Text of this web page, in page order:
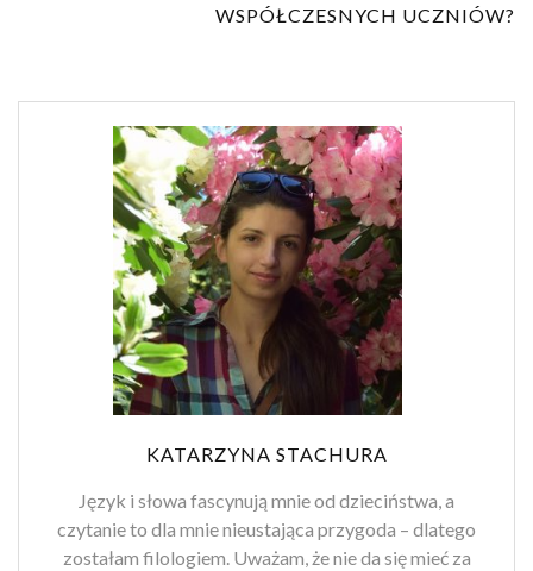
WSPÓŁCZESNYCH UCZNIÓW?
KATARZYNA STACHURA
Język i słowa fascynują mnie od dzieciństwa, a
czytanie to dla mnie nieustająca przygoda – dlatego
zostałam filologiem. Uważam, że nie da się mieć za